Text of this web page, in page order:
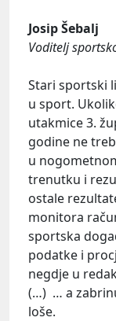
Josip Šebalj
Voditelj
Stari sportski
u sport.
utakmice 3.
godine ne
u
trenutku i
ostale
monitora
sportska
podatke i
negdje u
(…) … a
loše.